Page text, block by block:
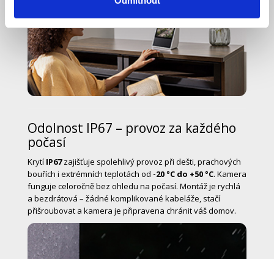
Odolnost IP67 – provoz za každého
počasí
Krytí IP67zajišťuje spolehlivý provoz při dešti, prachových
bouřích i extrémních teplotách od -20 °C do +50 °C. Kamera
funguje celoročně bez ohledu na počasí. Montáž je rychlá
a bezdrátová – žádné komplikované kabeláže, stačí
přišroubovat a kamera je připravena chránit váš domov.